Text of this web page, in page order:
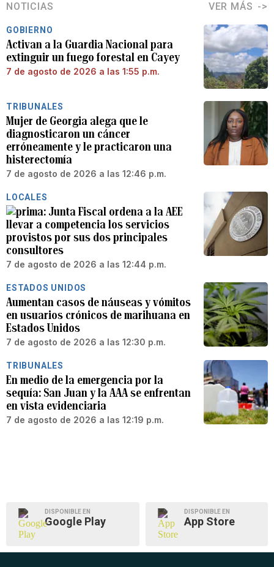
NOTICIAS VER MÁS
GOBIERNO
Activan a la Guardia Nacional para
extinguir un fuego forestal en Cayey
7 de agosto de 2026 a las 1:55 p.m.
TRIBUNALES
Mujer de Georgia alega que le
diagnosticaron un cáncer
erróneamente y le practicaron una
histerectomía
7 de agosto de 2026 a las 12:46 p.m.
LOCALES
Junta Fiscal ordena a la AEE
llevar a competencia los servicios
provistos por sus dos principales
consultores
7 de agosto de 2026 a las 12:44 p.m.
ESTADOS UNIDOS
Aumentan casos de náuseas y vómitos
en usuarios crónicos de marihuana en
Estados Unidos
7 de agosto de 2026 a las 12:30 p.m.
TRIBUNALES
En medio de la emergencia por la
sequía: San Juan y la AAA se enfrentan
en vista evidenciaria
7 de agosto de 2026 a las 12:19 p.m.
DISPONIBLE EN
Google Play
DISPONIBLE EN
App Store